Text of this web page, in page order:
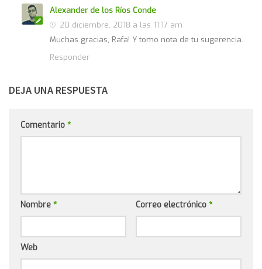
Alexander de los Ríos Conde
20 diciembre, 2018 a las 11:17 am
Muchas gracias, Rafa! Y tomo nota de tu sugerencia.
Responder
DEJA UNA RESPUESTA
Comentario *
Nombre * Correo electrónico *
Web